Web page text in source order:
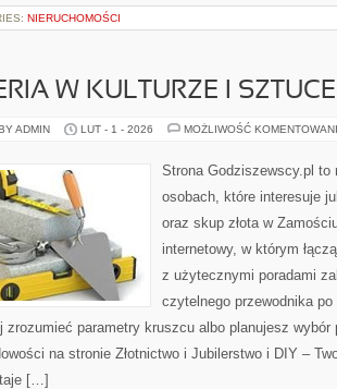
NIERUCHOMOŚCI
W KULTURZE I SZTUCE
ADMIN LUT - 1 - 2026 MOŻLIWOŚĆ
Strona Godziszewscy.pl
osobach, które interesuje
oraz skup złota w
internetowy, w którym
z użytecznymi poradami
czytelnego przewodnika
zrozumieć parametry kruszcu albo planujesz
na stronie Złotnictwo i Jubilerstwo i DIY –
[…]